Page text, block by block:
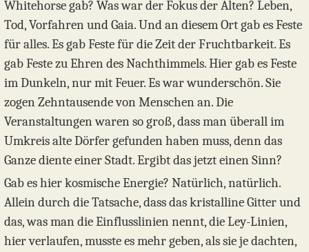
Whitehorse gab? Was war der Fokus der Alten? Leben,
Tod, Vorfahren und Gaia. Und an diesem Ort gab es Feste
für alles. Es gab Feste für die Zeit der Fruchtbarkeit. Es
gab Feste zu Ehren des Nachthimmels. Hier gab es Feste
im Dunkeln, nur mit Feuer. Es war wunderschön. Sie
zogen Zehntausende von Menschen an. Die
Veranstaltungen waren so groß, dass man überall im
Umkreis alte Dörfer gefunden haben muss, denn das
Ganze diente einer Stadt. Ergibt das jetzt einen Sinn?
Gab es hier kosmische Energie? Natürlich, natürlich.
Allein durch die Tatsache, dass das kristalline Gitter und
das, was man die Einflusslinien nennt, die Ley-Linien,
hier verlaufen, musste es mehr geben, als sie je dachten,